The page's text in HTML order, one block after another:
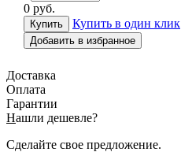
0 руб.
Купить в один клик
Добавить в избранное
Доставка
Оплата
Гарантии
Нашли дешевле?
Сделайте свое предложение.